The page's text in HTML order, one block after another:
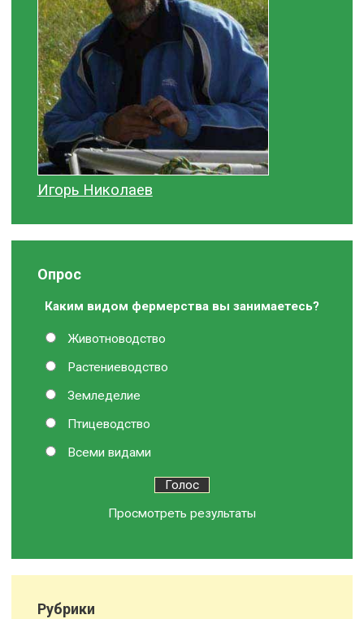
Игорь Николаев
Опрос
Каким видом фермерства вы занимаетесь?
Животноводство
Растениеводство
Земледелие
Птицеводство
Всеми видами
Просмотреть результаты
Рубрики